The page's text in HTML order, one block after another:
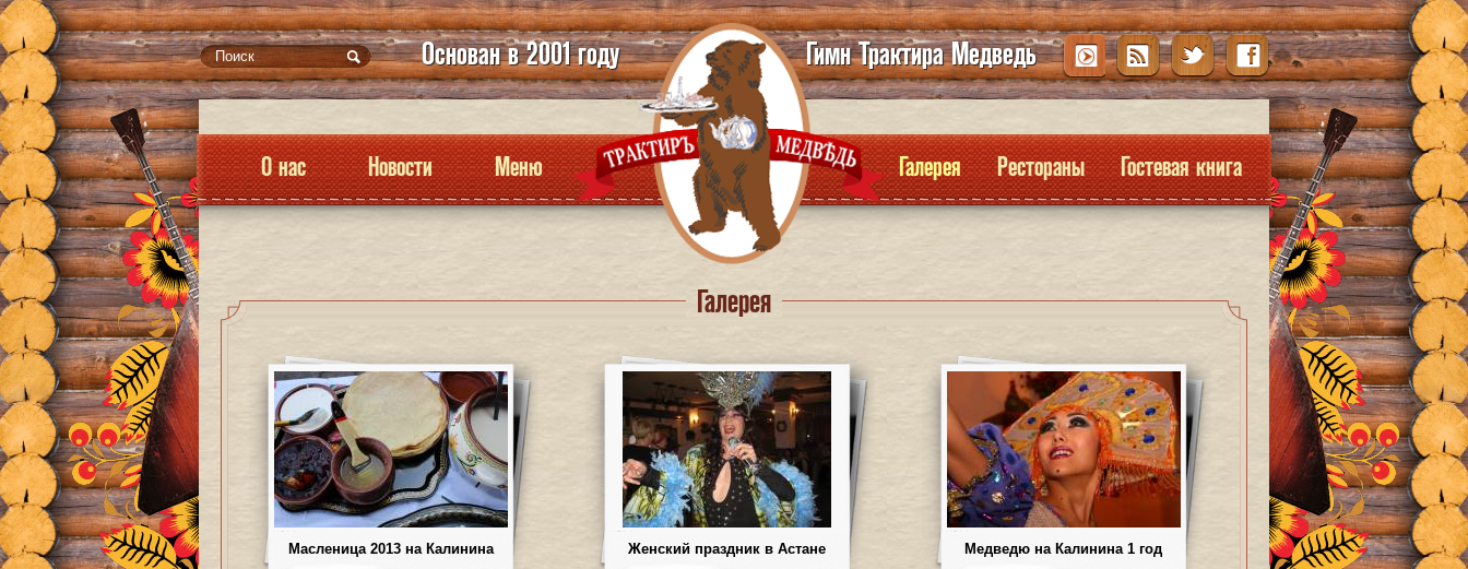
Основан в 2001 году Гимн Трактира Медведь
О нас Новости Меню Галерея Рестораны Гостевая книга
Галерея
Масленица 2013 на Калинина Женский праздник в Астане Медведю на Калинина 1 год